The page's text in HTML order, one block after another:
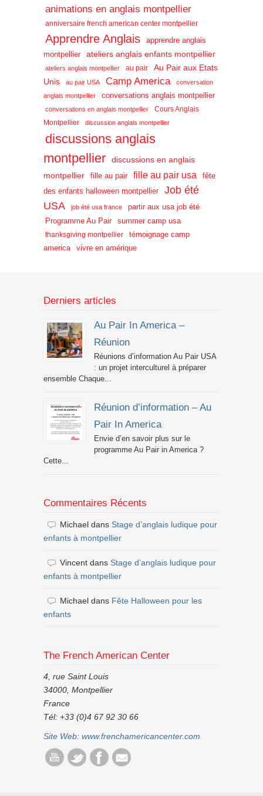
animations en anglais montpellier
anniversaire french american center montpellier
Apprendre Anglais
apprendre anglais
montpellier
ateliers anglais enfants montpellier
ateliers anglais montpellier au pair
Au Pair aux Etats
Unis
au pair USA Camp America
conversation
anglais montpellier
conversations anglais montpellier
conversations en anglais montpellier
Cours Anglais
Montpellier
discussion anglais montpellier
discussions anglais
montpellier
discussions en anglais
montpellier
fille au pair fille au pair usa
fête
des enfants halloween montpellier
Job été
USA
job été usa france
partir aux usa job été
Programme Au Pair
summer camp usa
thanksgiving montpellier
témoignage camp
america
vivre en amérique
Derniers articles
Au Pair In America –
Réunion
Réunions d’information Au Pair USA
: un projet interculturel à préparer
ensemble Chaque...
Réunion d’information – Au
Pair In America
Envie d’en savoir plus sur le
programme Au Pair in America ?
Cette...
Commentaires Récents
Michael dans Stage d’anglais ludique pour
enfants à montpellier
Vincent dans Stage d’anglais ludique pour
enfants à montpellier
Michael dans Fête Halloween pour les
enfants
The French American Center
4, rue Saint Louis
34000, Montpellier
France
Tél: +33 (0)4 67 92 30 66
Site Web: www.frenchamericancenter.com